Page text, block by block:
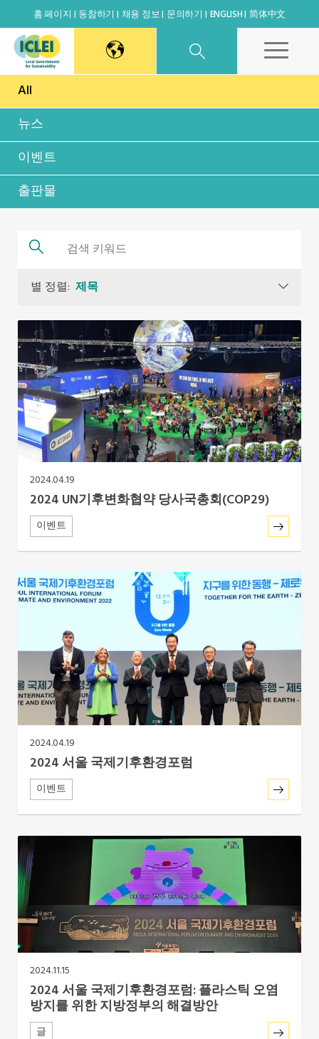
홈 페이지 동참하기 채용 정보 문의하기 ENGLISH 简体中文
East Asia Secretariat
Korea Office
Japan Office
Beijing Office
Kaohsiung Capacity Center
World Secretariat
Africa Secretariat
European Secretariat
Canada Office
USA Office
Mexico, Central America & the Caribbean
Secretariat
Oceania Secretariat
South America Secretariat
South Asia Secretariat
Southeast Asia Secretariat
All
뉴스
이벤트
출판물
별 정렬: 제목
2024.04.19
2024 UN기후변화협약 당사국총회(COP29)
이벤트
2024.04.19
2024 서울 국제기후환경포럼
이벤트
2024.11.15
2024 서울 국제기후환경포럼: 플라스틱 오염
방지를 위한 지방정부의 해결방안
글